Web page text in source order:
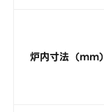
炉内寸法（mm）